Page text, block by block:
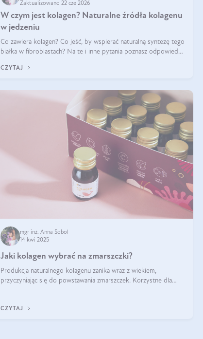
Zaktualizowano 22 cze 2026
W czym jest kolagen? Naturalne źródła kolagenu
w jedzeniu
Co zawiera kolagen? Co jeść, by wspierać naturalną syntezę tego
białka w fibroblastach? Na te i inne pytania poznasz odpowiedź
CZYTAJ
mgr inż. Anna Sobol
14 kwi 2025
Jaki kolagen wybrać na zmarszczki?
Produkcja naturalnego kolagenu zanika wraz z wiekiem,
przyczyniając się do powstawania zmarszczek. Korzystne dla
CZYTAJ